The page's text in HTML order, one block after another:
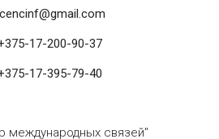
375-17-200-90-37
375-17-395-79-40
международных связей"